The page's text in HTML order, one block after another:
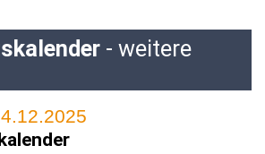
- weitere